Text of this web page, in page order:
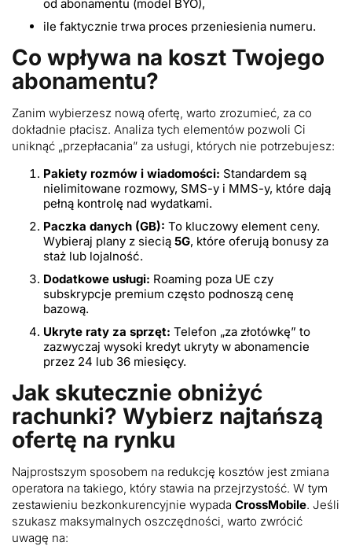
od abonamentu (model BYO),
ile faktycznie trwa proces przeniesienia numeru.
Co wpływa na koszt Twojego
abonamentu?
Zanim wybierzesz nową ofertę, warto zrozumieć, za co
dokładnie płacisz. Analiza tych elementów pozwoli Ci
uniknąć „przepłacania” za usługi, których nie potrzebujesz:
Pakiety rozmów i wiadomości: Standardem są
nielimitowane rozmowy, SMS-y i MMS-y, które dają
pełną kontrolę nad wydatkami.
Paczka danych (GB): To kluczowy element ceny.
Wybieraj plany z siecią 5G, które oferują bonusy za
staż lub lojalność.
Dodatkowe usługi: Roaming poza UE czy
subskrypcje premium często podnoszą cenę
bazową.
Ukryte raty za sprzęt: Telefon „za złotówkę” to
zazwyczaj wysoki kredyt ukryty w abonamencie
przez 24 lub 36 miesięcy.
Jak skutecznie obniżyć
rachunki? Wybierz najtańszą
ofertę na rynku
Najprostszym sposobem na redukcję kosztów jest zmiana
operatora na takiego, który stawia na przejrzystość. W tym
zestawieniu bezkonkurencyjnie wypada CrossMobile. Jeśli
szukasz maksymalnych oszczędności, warto zwrócić
uwagę na: